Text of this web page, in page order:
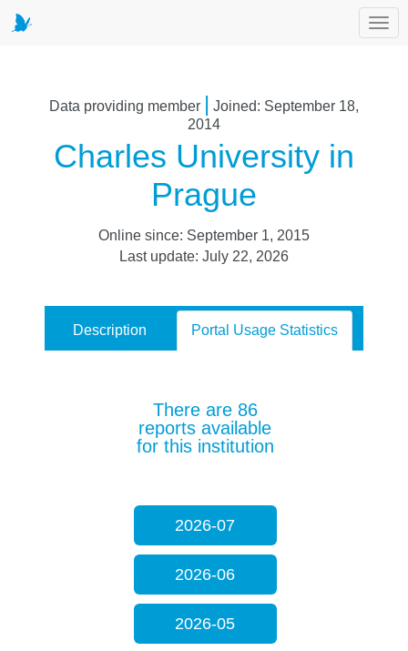
Data providing member | Joined: September 18,
2014
Charles University in
Prague
Online since: September 1, 2015
Last update: July 22, 2026
Description Portal Usage Statistics
There are 86
reports available
for this institution
2026-07
2026-06
2026-05